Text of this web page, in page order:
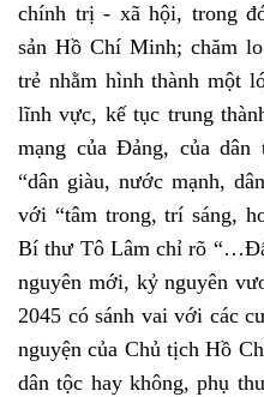
chính trị - xã hội, trong
sản Hồ Chí Minh; chăm
trẻ nhằm hình thành một
lĩnh vực, kế tục trung
mạng của Đảng, của
“dân giàu, nước mạnh,
với “tâm trong, trí sáng,
Bí thư Tô Lâm chỉ rõ
nguyên mới, kỷ nguyên
2045 có sánh vai với các
nguyện của Chủ tịch Hồ
dân tộc hay không, phụ